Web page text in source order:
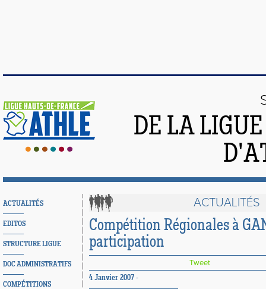
DE LA
ACTUALITÉS
EDITOS
STRUCTURE LIGUE
DOC ADMINISTRATIFS
COMPÉTITIONS
ACTUALITÉS
Compétition Régionales à
participation
Tweet
4 Janvier 2007 -